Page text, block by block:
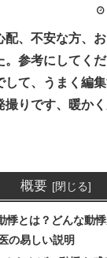
配、不安な方、
参考にしてくだ
して、うまく編
撮りです、暖か
概要
悸とは？どんな動
の易しい説明